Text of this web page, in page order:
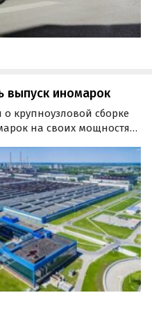
выпуск иномарок
крупноузловой сборке
на своих мощностях.
Максим Соколов,